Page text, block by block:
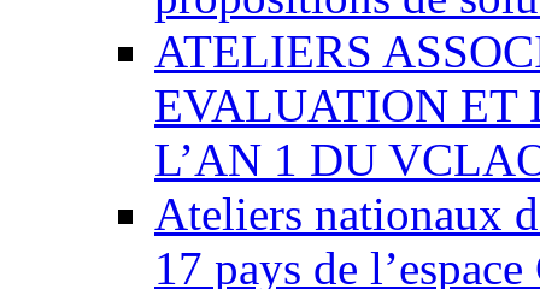
ATELIERS
EVALUATION ET
L’AN 1 DU
Ateliers nationaux
17 pays de